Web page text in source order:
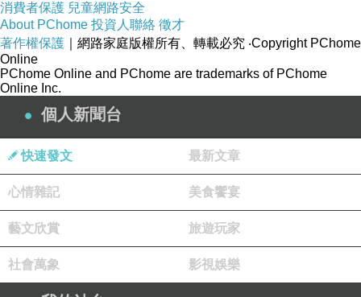
消費者保護 兒童網路安全
About PChome 投資人聯絡 徵才
著作權保護 ｜網路家庭版權所有、轉載必究 ‧Copyright PChome
Online
PChome Online and PChome are trademarks of PChome
Online Inc.
個人新聞台
快速發文 最新文章
心情雜記 美食饗宴
藝文欣賞 旅遊玩家
社會萬象 影視娛樂